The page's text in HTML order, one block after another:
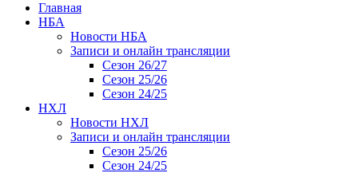
Главная
НБА
Новости НБА
Записи и онлайн трансляции
Сезон 26/27
Сезон 25/26
Сезон 24/25
НХЛ
Новости НХЛ
Записи и онлайн трансляции
Сезон 25/26
Сезон 24/25